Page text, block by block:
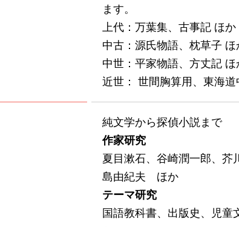
ます。
上代：万葉集、古事記 ほか
中古：源氏物語、枕草子 ほ
中世：平家物語、方丈記 ほ
近世： 世間胸算用、東海
純文学から探偵小説まで
作家研究
夏目漱石、谷崎潤一郎、芥
島由紀夫 ほか
テーマ研究
国語教科書、出版史、児